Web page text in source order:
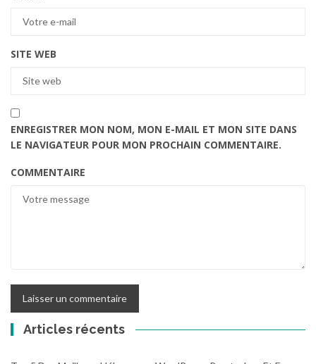
SITE WEB
ENREGISTRER MON NOM, MON E-MAIL ET MON SITE DANS
LE NAVIGATEUR POUR MON PROCHAIN COMMENTAIRE.
COMMENTAIRE
Articles récents